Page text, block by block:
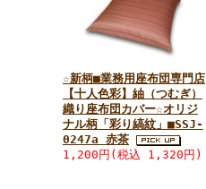
☆新柄■業務用座布団専門店
【十人色彩】紬（つむぎ）
織り座布団カバー☆オリジ
ナル柄「彩り縞紋」■SSJ-
0247a 赤茶
1,200円(税込 1,320円)